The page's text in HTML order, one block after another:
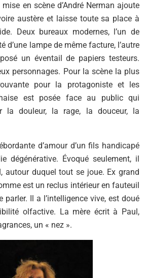
en scène d’André Nerman ajoute
austère et laisse toute sa place à
Deux bureaux modernes, l’un de
d’une lampe de même facture, l’autre
un éventail de papiers testeurs.
personnages. Pour la scène la plus
pour la protagoniste et les
est posée face au public qui
la douleur, la rage, la douceur, la
d’amour d’un fils handicapé
dégénérative. Évoqué seulement, il
autour duquel tout se joue. Ex grand
est un reclus intérieur en fauteuil
parler. Il a l’intelligence vive, est doué
olfactive. La mère écrit à Paul,
un « nez ».